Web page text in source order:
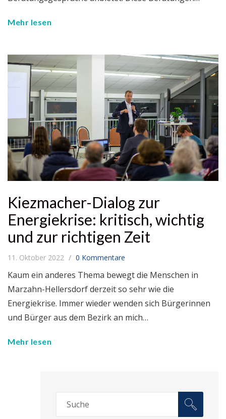
Mehr lesen
Kiezmacher-Dialog zur
Energiekrise: kritisch, wichtig
und zur richtigen Zeit
11. Oktober 2022 0 Kommentare
Kaum ein anderes Thema bewegt die Menschen in
Marzahn-Hellersdorf derzeit so sehr wie die
Energiekrise. Immer wieder wenden sich Bürgerinnen
und Bürger aus dem Bezirk an mich…
Mehr lesen